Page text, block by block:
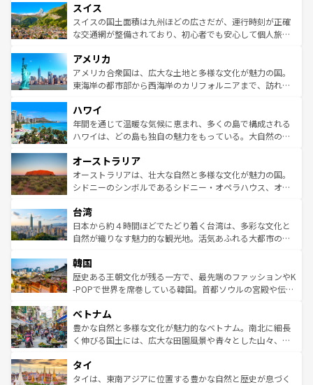
れる地方に足を運ぶとそれぞれで全く異なる文化を体験で
きるだろう。 なお、新着のフランス情報はコンテンツ一覧
を参照してほしい。
は、お酒好きな人にはぜひ体験してほしい。 なお、新着の
ドイツ情報はコンテンツ一覧を参照してほしい。
リアごとに異なる魅力がある。また、優雅なアフタヌーン
ティー、ビール好きにはたまらない英国パブ、サッカー観
戦など、本場だからこそできる体験も豊富。イギリスを旅
ンツ一覧を参照してほしい。
スイス
スイスの国土面積は九州ほどの広さだが、運行時刻が正確
な交通網が整備されており、初心者でも安心して個人旅行
の建物がそのまま残る町や、スイスならではのユニークな
博物館もあり、アルプス観光だけでなく町歩きも満喫する
ことができる。国民の所得が高いため物価も高いが、旅行
ば市内交通費無料で観光を楽しむこともできる。 なお、新
着のスイス情報はコンテンツ一覧 を参照してほしい。
アメリカ
アメリカ合衆国は、広大な土地と多様な文化が魅力の国。
東海岸の都市部から西海岸のカリフォルニアまで、訪れる
のような巨大都市は、観光、ショッピング、エンターテイ
ンメントが詰まった刺激的なスポットだ。一方、アメリカ
西部には大自然が広がり、グランドキャニオンやイエロー
部のニューオーリンズでは、音楽と美食が融合した独特の
文化が魅力。旅行者はアメリカの各地域で異なる魅力を楽
しみながら、その多様性と豊かな歴史を感じることができ
ならではの贅沢な旅のスタイルだ。 なお、新着のアメリカ
情報はコンテンツ一覧を参照してほしい。
ハワイ
年間を通じて温暖な気候に恵まれ、多くの島で構成される
ハワイは、どの島も独自の魅力をもっている。大自然の神
ワイ島は見逃せない。また、定番の観光地といえばオアフ
島だが、静かな自然を求めるならマウイ島やカウアイ島が
おすすめ。エメラルドグリーンに輝く海をはじめ、豊かな
れるおもてなしの心で訪れる人々を迎えてくれるハワイの
人々、おいしいローカルフードやハワイアンミュージッ
ク、伝統的なフラダンスなど、すべてがハワイの魅力を彩
ワイを、存分に味わってほしい。 なお、新着のハワイ情報
はコンテンツ一覧を参照してほしい。
オーストラリア
オーストラリアは、壮大な自然と多様な文化が魅力の国。
シドニーのシンボルであるシドニー・オペラハウス、オー
リアリーフや大陸中央部にそびえるウルル（エアーズロッ
ク）、タスマニアの美しい原生林やケアンズの熱帯雨林な
ど、見どころがたくさん。また、カフェやワイン、オージ
いる。アクティビティも充実しており、サーフィンやダイ
ビング、ハイキングなど、アウトドア好きにはたまらな
い。オーストラリアの多彩な魅力を存分に味わいつくそ
参照してほしい。
台湾
日本から約４時間ほどでたどり着く台湾は、多彩な文化と
自然が織りなす魅力的な観光地。活気あふれる大都市の台
ン）、静ひつな山岳地帯である台湾東部など、都市の喧騒
と山間の静けさが共存しており、訪れる人に新しい発見と
驚きをもたらしてくれる。また、奥深い台湾の食文化も魅
容にもいいと評判のスイーツなど、バラエティ豊かな料理
が味わえる。 なお、新着の台湾情報は コンテンツ一覧を参
照してほしい。
韓国
歴史ある王朝文化が残る一方で、最先端のファッションやK
-POPで世界を席巻している韓国。首都ソウルの宮殿や伝統
き、地方に足を延ばせば四季折々の自然美を楽しむことが
できる。そして、キムチや焼肉、絶品のストリートフード
まで、さまざまな韓国料理が待っている。夜には、韓国な
リティに包まれながら、韓国の多彩な魅力を心ゆくまで味
わってみてほしい。 なお、新着の韓国情報はコンテンツ一
ベトナム
豊かな自然と多様な文化が魅力的なベトナム。南北に細長
く伸びる国土には、広大な田園風景や青々とした山々、世
急速な発展と共に伝統が息づく。ハノイの古い町並みやホ
ーチミン市のフランス統治時代の建物も、独特の雰囲気を
タイ
タイは、東南アジアに位置する豊かな自然と歴史が息づく